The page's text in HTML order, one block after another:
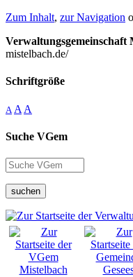
Zum Inhalt, zur Navigation
Verwaltungsgemeinschaft
mistelbach.de/
Schriftgröße
A A A
Suche VGem
suchen